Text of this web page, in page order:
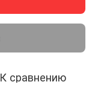
К сравнению